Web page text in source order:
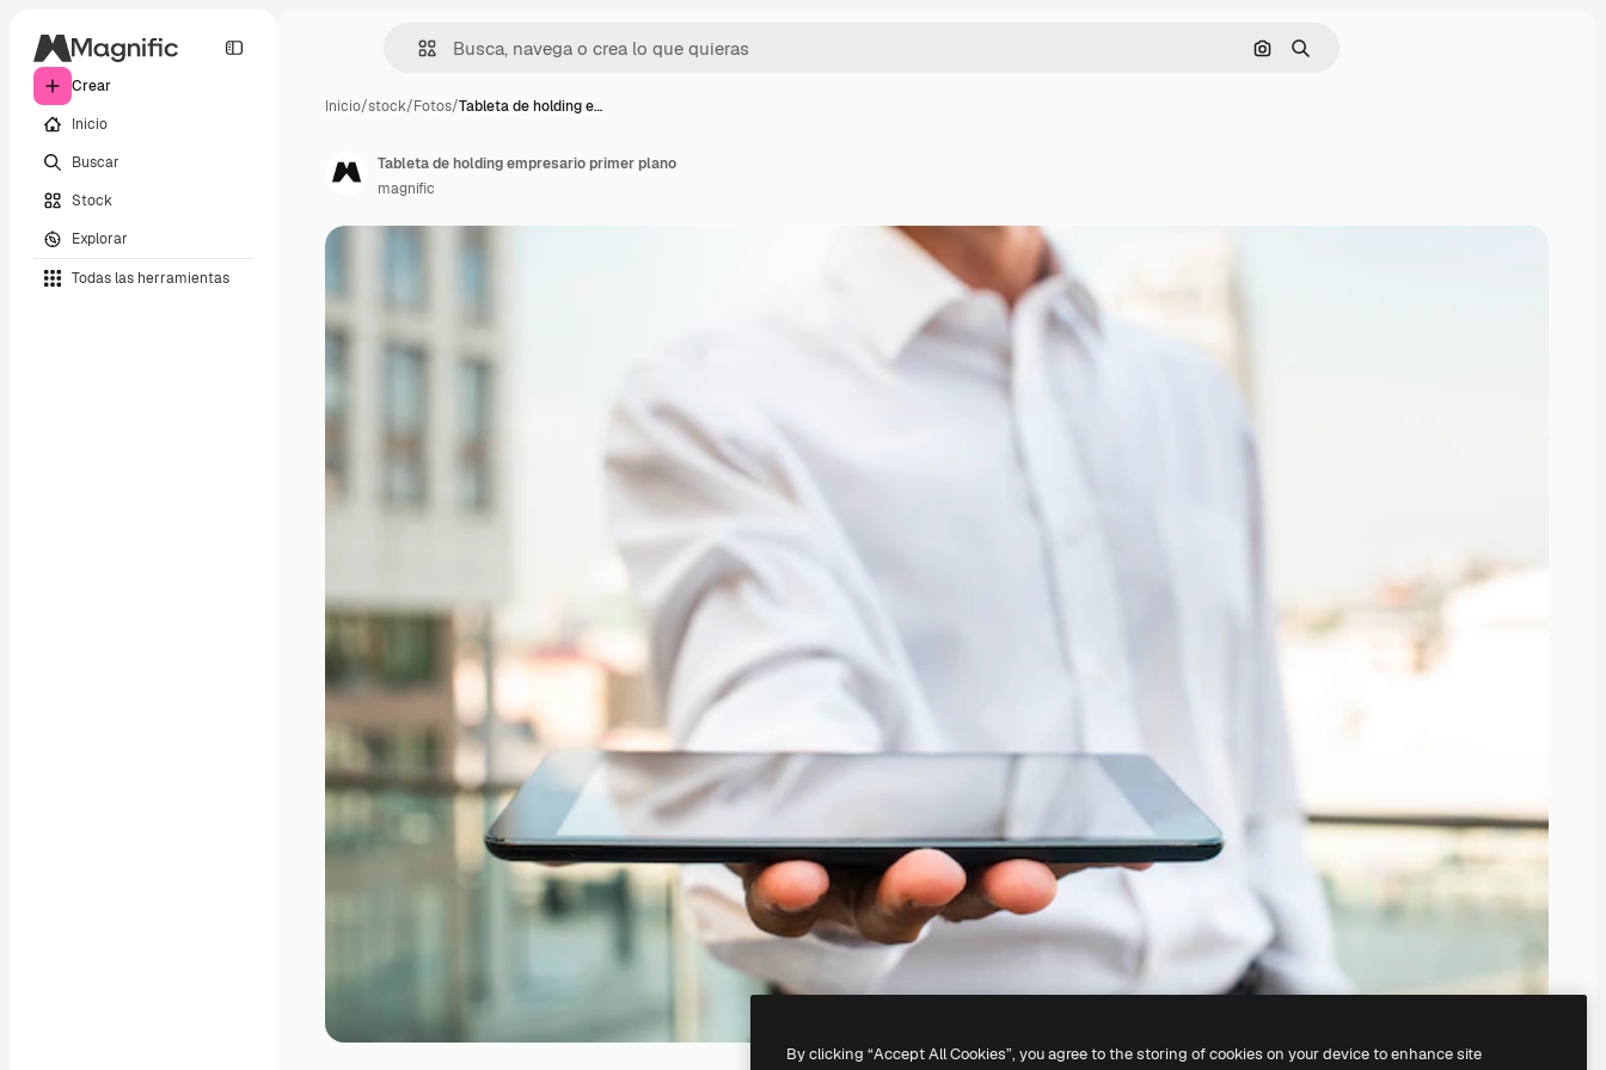
Crear
Inicio
Buscar
Stock
Explorar
Todas las herramientas
Buscar por imagen
Buscar
Inicio/stock/Fotos/Tableta de holding e…
Tableta de holding empresario primer plano
magnific
By clicking “Accept All Cookies”, you agree to the storing of cookies on your device to enhance site